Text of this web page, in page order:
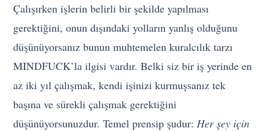
Çalışırken işlerin belirli bir şekilde yapılması
gerektiğini, onun dışındaki yolların yanlış olduğunu
düşünüyorsanız bunun muhtemelen kuralcılık tarzı
MINDFUCK’la ilgisi vardır. Belki siz bir iş yerinde en
az iki yıl çalışmak, kendi işinizi kurmuşsanız tek
başına ve sürekli çalışmak gerektiğini
düşünüyorsunuzdur. Temel prensip şudur: Her şey için